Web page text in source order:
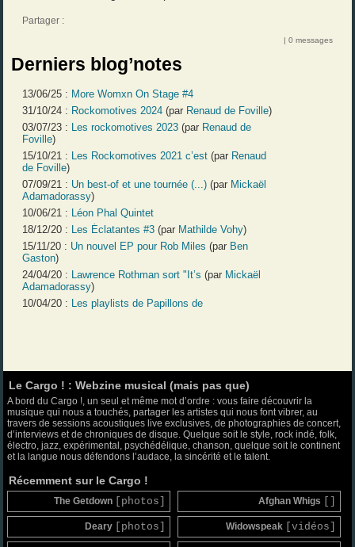
Partager :
| 0 messages
Derniers blog’notes
13/06/25 : More Womxn On Stage #4
31/10/24 : Rockomotives 2024 (par Renaud de Foville)
03/07/23 :
Les rockomotives 2023 (par Renaud de
Foville)
15/10/21 :
Les Rockomotives 2021 c’est (par Renaud
de Foville)
07/09/21 : Un best-of et une tournée (...) (par Mickaël
Adamadorassy)
10/06/21 :
Léon Phal Quintet
18/12/20 :
Les Éclatantes #3 (par Mathilde Vohy)
15/11/20 : Un nouvel EP pour Rob Miles (par Ben
Gaston)
24/04/20 :
Lawrence Rothman sort "It’s (par Mickaël
Adamadorassy)
10/04/20 :
Les playlists de Papillons de
Le Cargo ! : Webzine musical (mais pas que)
A bord du Cargo !, un seul et même mot d’ordre : vous faire découvrir la
musique qui nous a touchés, partager les artistes qui nous font vibrer, au
travers de sessions acoustiques live exclusives, de photographies de concert,
d’interviews et de chroniques de disque. Quelque soit le style, rock indé, folk,
électro, jazz, expérimental, psychédélique, chanson, quelque soit le continent
et la langue nous défendons l’audace, la sincérité et le talent.
Récemment sur le Cargo !
The Getdown [photos] Afghan Whigs
Deary [photos] Widowspeak [vidéos]